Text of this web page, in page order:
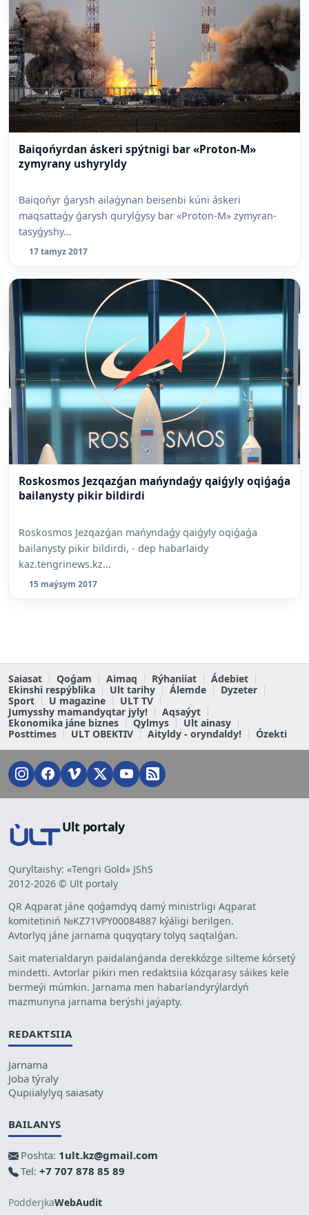
Baiqońyrdan áskeri spýtnigi bar «Proton-M»
zymyrany ushyryldy
Baiqońyr ǵarysh ailaǵynan beisenbi kúni áskeri
maqsattaǵy ǵarysh qurylǵysy bar «Proton-M» zymyran-
tasyǵyshy...
17 tamyz 2017
Roskosmos Jezqazǵan mańyndaǵy qaiǵyly oqiǵaǵa
bailanysty pikir bildirdi
Roskosmos Jezqazǵan mańyndaǵy qaiǵyly oqiǵaǵa
bailanysty pikir bildirdi, - dep habarlaidy
kaz.tengrinews.kz...
15 maýsym 2017
Saiasat Qoǵam Aimaq Rýhaniiat
Ádebiet
Ekinshi respýblika
Ult tarihy Álemde
Dyzeter
Sport
U magazine
ULT TV
Jumysshy mamandyqtar jyly!
Aqsaýyt
Ekonomika jáne biznes
Qylmys
Ult ainasy
Posttimes
ULT OBEKTIV Aityldy - oryndaldy! Ózekti
Ult portaly
Quryltaishy: «Tengri Gold» JShS
2012-2026 © Ult portaly
QR Aqparat jáne qoǵamdyq damý ministrligi Aqparat
komitetiniń №KZ71VPY00084887 kýáligi berilgen.
Avtorlyq jáne jarnama quqyqtary tolyq saqtalǵan.
Sait materialdaryn paidalanǵanda derekkózge silteme kórsetý
mindetti. Avtorlar pikiri men redaktsiia kózqarasy sáikes kele
bermeýi múmkin. Jarnama men habarlandyrýlardyń
mazmunyna jarnama berýshi jaýapty.
REDAKTSIIA
Jarnama
Joba týraly
Qupiialylyq saiasaty
BAILANYS
Poshta: 1ult.kz@gmail.com
Tel: +7 707 878 85 89
PodderjkaWebAudit